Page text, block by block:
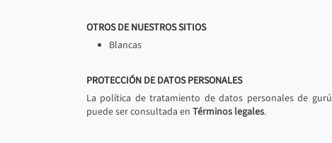
OTROS DE NUESTROS SITIOS
Blancas
PROTECCIÓN DE DATOS PERSONALES
La política de tratamiento de datos personales de gurú
puede ser consultada en Términos legales.